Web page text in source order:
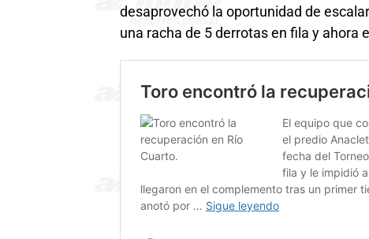
desaprovechó la oportunidad de
una racha de 5 derrotas en fila y ahora